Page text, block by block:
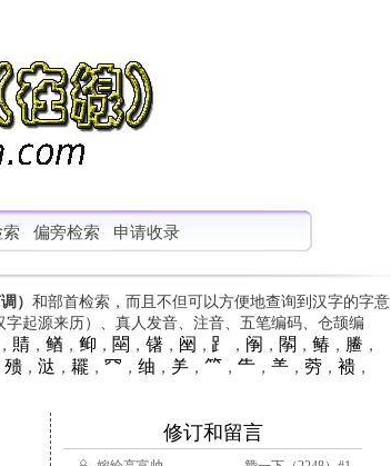
索 偏旁检索 申请收录
） 和部首检索，而且不但可以方便地查询到汉字的字意
起源来历）、真人发音、注音、五笔编码、仓颉编
䝼， 䲡 ， 䲟 ， 䦟 ， 䦃， 䦷 ， ⻊ ， 䦶 ， 䦛 ， 䲠 ， 䲢 ，
㱮， 㳠 ， 䎱 ， ⺳ ， 䌷 ， ⺶， ⺮ ， ⺧， ⺷， 䓖， 䙌，